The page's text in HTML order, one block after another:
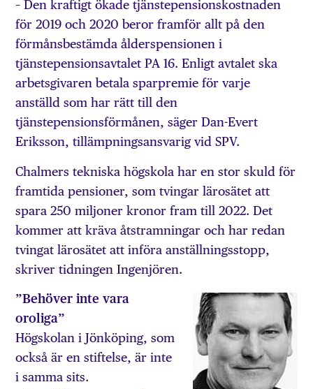
– Den kraftigt ökade tjänstepensionskostnaden
för 2019 och 2020 beror framför allt på den
förmånsbestämda ålderspensionen i
tjänstepensionsavtalet PA 16. Enligt avtalet ska
arbetsgivaren betala sparpremie för varje
anställd som har rätt till den
tjänstepensionsförmånen, säger Dan-Evert
Eriksson, tillämpningsansvarig vid SPV.
Chalmers tekniska högskola har en stor skuld för
framtida pensioner, som tvingar lärosätet att
spara 250 miljoner kronor fram till 2022. Det
kommer att kräva åtstramningar och har redan
tvingat lärosätet att införa anställningsstopp,
skriver tidningen Ingenjören.
”Behöver inte vara
oroliga”
Högskolan i Jönköping, som
också är en stiftelse, är inte
i samma sits.